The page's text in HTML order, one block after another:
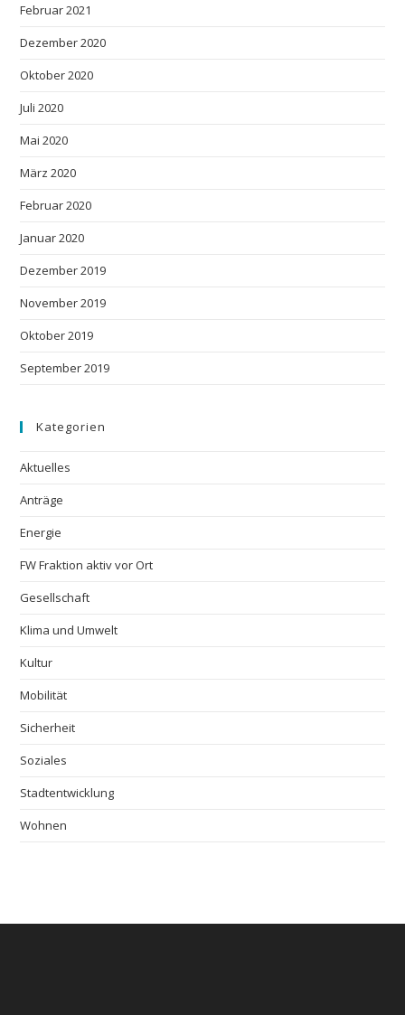
Februar 2021
Dezember 2020
Oktober 2020
Juli 2020
Mai 2020
März 2020
Februar 2020
Januar 2020
Dezember 2019
November 2019
Oktober 2019
September 2019
Kategorien
Aktuelles
Anträge
Energie
FW Fraktion aktiv vor Ort
Gesellschaft
Klima und Umwelt
Kultur
Mobilität
Sicherheit
Soziales
Stadtentwicklung
Wohnen